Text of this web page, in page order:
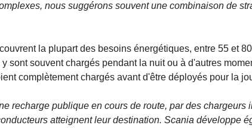
nous suggérons souvent une combinaison de
la plupart des besoins énergétiques, entre 55 et
sont souvent chargés pendant la nuit ou à d'autres
complètement chargés avant d'être déployés pour la
recharge publique en cours de route, par des chargeurs
atteignent leur destination. Scania développe